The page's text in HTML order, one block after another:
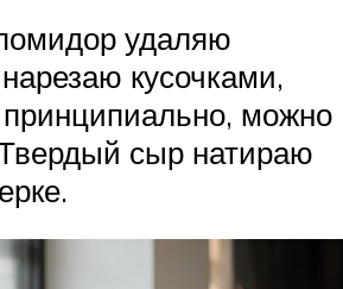
удаляю
кусочками,
принципиально, можно
сыр натираю